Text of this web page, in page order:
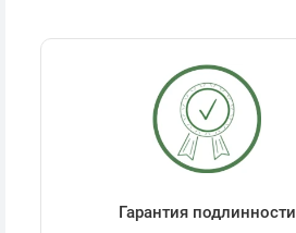
Гарантия подлинности